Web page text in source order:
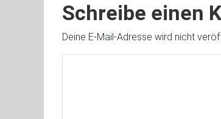
Schreibe einen
Deine E-Mail-Adresse wird nicht